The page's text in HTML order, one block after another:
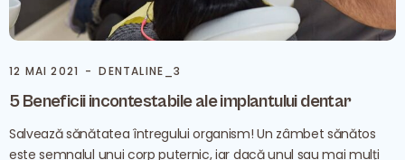
12 MAI 2021 DENTALINE_3
5 Beneficii incontestabile ale implantului dentar
Salvează sănătatea întregului organism! Un zâmbet sănătos
este semnalul unui corp puternic, iar dacă unul sau mai mulți